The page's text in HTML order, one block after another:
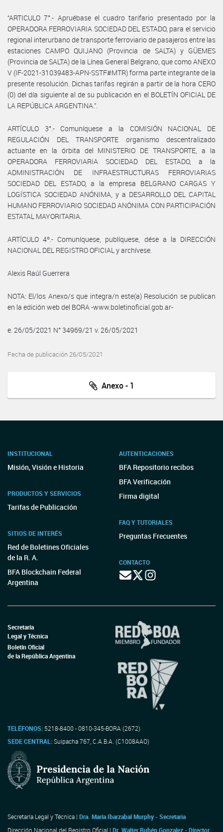
“ARTICULO 7°.- Apruébase el cuadro tarifario presentado por la
OPERADORA FERROVIARIA SOCIEDAD DEL ESTADO, para el servicio
regional interurbano de transporte ferroviario de pasajeros entre las
estaciones CAMPO QUIJANO (Provincia de SALTA) y GÜEMES
(Provincia de SALTA) de la Línea General Belgrano, que como ANEXO
V (IF-2021-31039483-APN-SSTF#MTR) forma parte integrante de la
presente resolución. Dichas tarifas regirán a partir de la hora CERO
(0) del día siguiente al de su publicación en el BOLETÍN OFICIAL DE
LA REPÚBLICA ARGENTINA.”.
ARTÍCULO 3°.- Comuníquese a la COMISIÓN NACIONAL DE
REGULACIÓN DEL TRANSPORTE organismo descentralizado
actuante en la órbita del MINISTERIO DE TRANSPORTE, a la
OPERADORA FERROVIARIA SOCIEDAD DEL ESTADO, a la
ADMINISTRACIÓN DE INFRAESTRUCTURAS FERROVIARIAS
SOCIEDAD DEL ESTADO, a la empresa BELGRANO CARGAS Y
LOGÍSTICA SOCIEDAD ANÓNIMA, y a DESARROLLO DEL CAPITAL
HUMANO FERROVIARIO SOCIEDAD ANÓNIMA CON PARTICIPACIÓN
ESTATAL MAYORITARIA.
ARTÍCULO 4º.- Comuníquese, publíquese, dése a la DIRECCIÓN
NACIONAL DEL REGISTRO OFICIAL y archívese.
Alexis Raúl Guerrera
NOTA: El/los Anexo/s que integra/n este(a) Resolución se publican
en la edición web del BORA -www.boletinoficial.gob.ar-
e. 26/05/2021 N° 34969/21 v. 26/05/2021
Fecha de publicación 26/05/2021
Anexo - 1
INSTITUCIONAL
Misión, Visión e Historia
PRODUCTOS Y SERVICIOS
Tarifas de Publicación
SITIOS DE INTERÉS
Red de Boletines Oficiales
de la R. A.
BFA Blockchain Federal
Argentina
AUTENTICACIONES
BFA Repositorio recibos
BFA Verificación
Firma digital
FAQ Y TUTORIALES
Preguntas Frecuentes
CONTACTO
Secretaría
Legal y Técnica
Boletín Oficial
de la República Argentina
TELÉFONOS: 5218-8400 - 0810-345-BORA (2672)
SEDE CENTRAL:Suipacha 767, C.A.B.A. (C1008AAO)
Secretaría Legal y Técnica | Dra. María Ibarzabal Murphy - Secretaria
Dirección Nacional del Registro Oficial | Dr. Walter Rubén Gonzalez - Director